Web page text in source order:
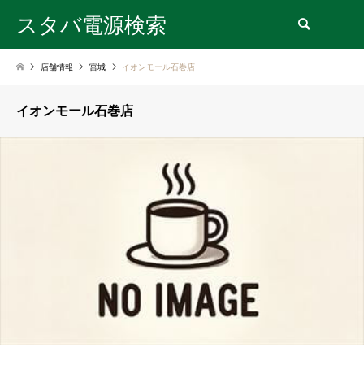
スタバ電源検索
店舗情報 宮城 イオンモール石巻店
イオンモール石巻店